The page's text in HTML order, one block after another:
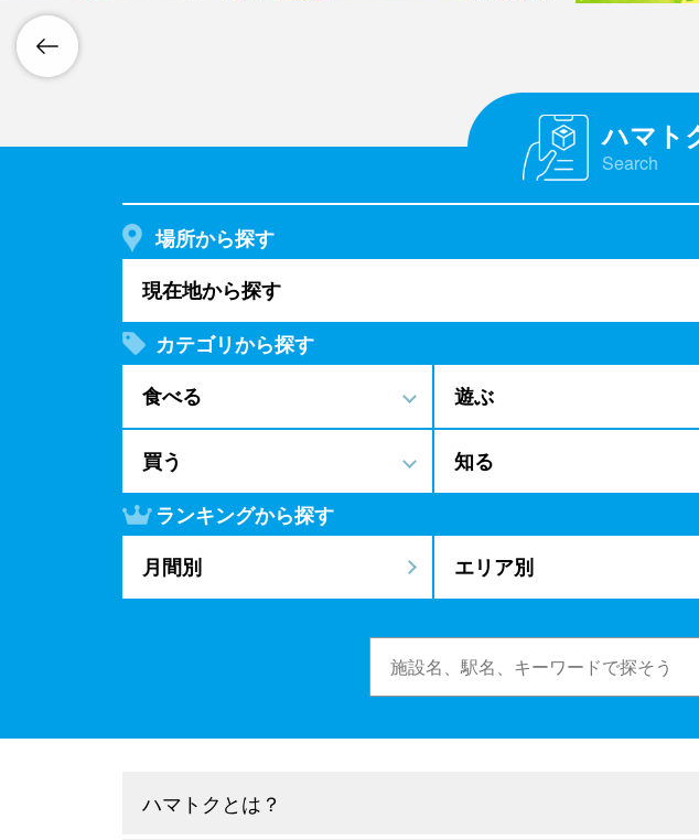
ハマト
Search
場所から探す
現在地から探す
カテゴリから探す
食べる
遊ぶ
買う 知る
ランキングから探す
月間別
エリア別
ハマトクとは？